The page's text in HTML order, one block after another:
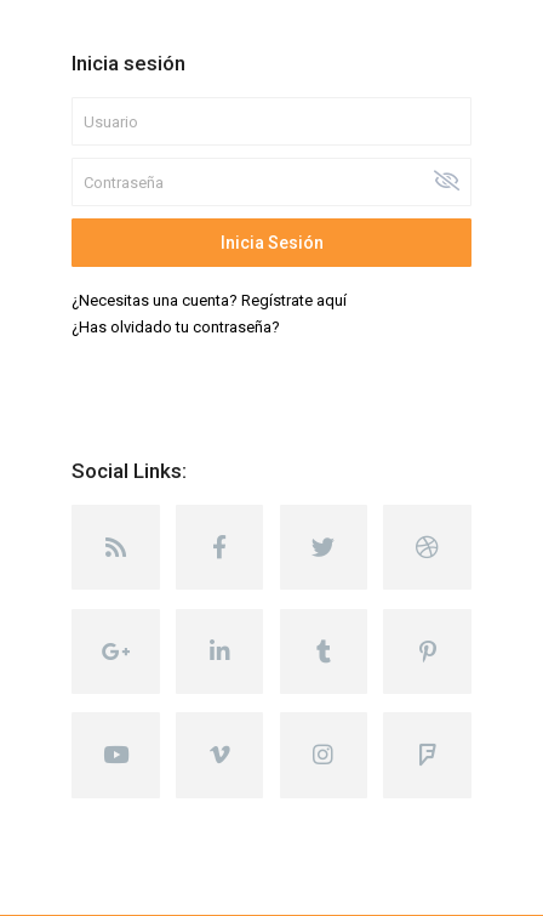
Inicia sesión
Inicia Sesión
¿Necesitas una cuenta? Regístrate aquí
¿Has olvidado tu contraseña?
Social Links: